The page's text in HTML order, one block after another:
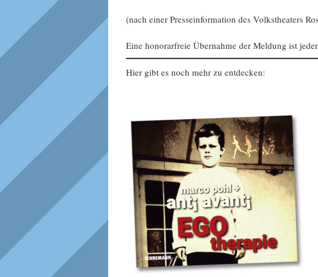
(nach einer Presseinformation des Volkstheaters
Eine honorarfreie Übernahme der Meldung ist
Hier gibt es noch mehr zu entdecken: